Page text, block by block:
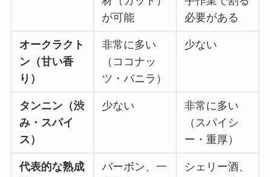
が可能
必要がある
オークラクト
ン（甘い香
り）
非常に多い
（ココナッ
ツ・バニラ）
少ない
タンニン（渋
み・スパイ
ス）
少ない
非常に多い
（スパイシ
ー・重厚）
代表的な熟成
バーボン、一
シェリー酒、